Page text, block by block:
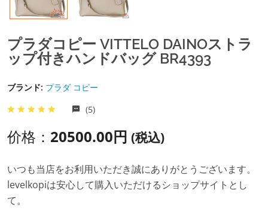
プラダコピー VITTELO DAINOストラ
ップ付きハンドバッグ BR4393
ブランド: プラダ コピー
(5)
价格： 20500.00円 (税込)
いつも当店をお利用いただき誠にありがとうございます。
levelkopiは安心して購入いただけるショップサイトとし
て。